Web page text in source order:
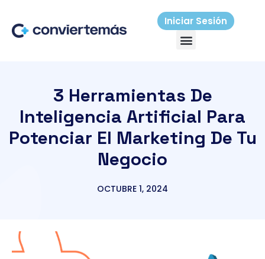
contenido
Iniciar Sesión
Menú
3 Herramientas De
Inteligencia Artificial Para
Potenciar El Marketing De Tu
Negocio
OCTUBRE 1, 2024